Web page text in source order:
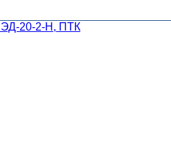
ЭД-20-2-H, ПТК